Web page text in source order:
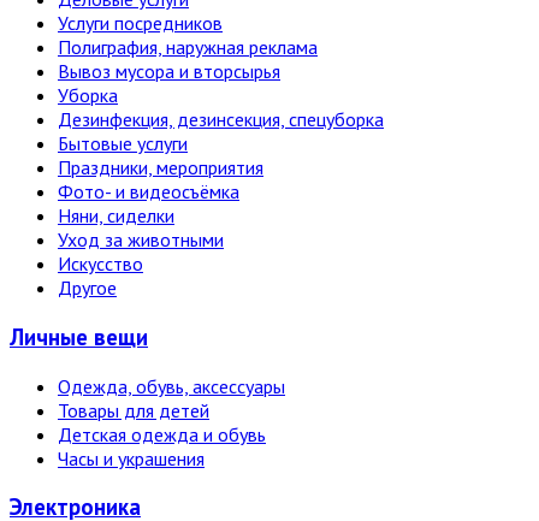
Услуги посредников
Полиграфия, наружная реклама
Вывоз мусора и вторсырья
Уборка
Дезинфекция, дезинсекция, спецуборка
Бытовые услуги
Праздники, мероприятия
Фото- и видеосъёмка
Няни, сиделки
Уход за животными
Искусство
Другое
Личные вещи
Одежда, обувь, аксессуары
Товары для детей
Детская одежда и обувь
Часы и украшения
Электро­ника